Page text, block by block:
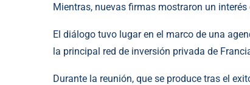
Mientras, nuevas firmas mostraron un
El diálogo tuvo lugar en el marco de una
la principal red de inversión privada de
Durante la reunión, que se produce tras el